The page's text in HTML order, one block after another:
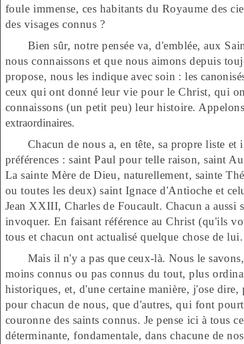
foule immense, ces habitants du Royaume des
des visages connus ?
Bien sûr, notre pensée va, d'emblée, aux
nous connaissons et que nous aimons depuis
propose, nous les indique avec soin : les
ceux qui ont donné leur vie pour le Christ, qui
connaissons (un petit peu) leur histoire.
extraordinaires.
Chacun de nous a, en tête, sa propre liste et
préférences :saint Paulpour telle raison,saint
La sainte Mère de Dieu, naturellement, sainte
ou toutes les deux) saint Ignace d'Antiocheet
Jean XXIII,Charles de Foucault. Chacun a aussi
invoquer. En faisant référence au Christ (qu'ils
tous et chacun ont actualiséquelque chose de lui.
Mais il n'y a pas que ceux-là. Nous le
moins connus ou pas connus du tout, plus
historiques, et, d'une certaine manière, j'ose dire,
pour chacun de nous, qued'autres,qui font
couronne des saints connus. Je pense ici à tous
déterminante,fondamentale, dans chacune de